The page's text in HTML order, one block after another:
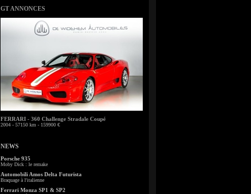
GT ANNONCES
FERRARI - 360 Challenge Stradale Coupé
2004 - 57150 km - 159900 €
NEWS
Porsche 935
Moby Dick : le remake
Automobili Amos Delta Futurista
Braquage à l'italienne
Ferrari Monza SP1 & SP2